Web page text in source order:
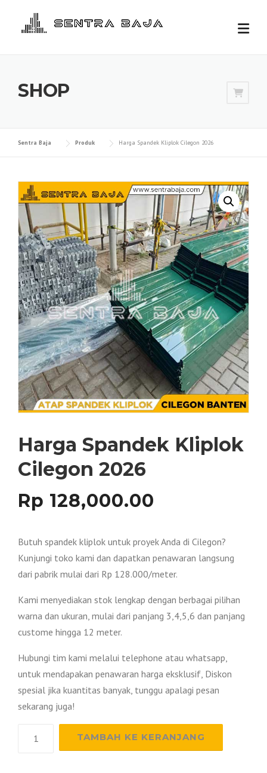
SHOP
Sentra Baja Produk Harga Spandek Kliplok Cilegon 2026
Harga Spandek Kliplok
Cilegon 2026
Rp 128,000.00
Butuh spandek kliplok untuk proyek Anda di Cilegon?
Kunjungi toko kami dan dapatkan penawaran langsung
dari pabrik mulai dari Rp 128.000/meter.
Kami menyediakan stok lengkap dengan berbagai pilihan
warna dan ukuran, mulai dari panjang 3,4,5,6 dan panjang
custome hingga 12 meter.
Hubungi tim kami melalui telephone atau whatsapp,
untuk mendapakan penawaran harga eksklusif, Diskon
spesial jika kuantitas banyak, tunggu apalagi pesan
sekarang juga!
TAMBAH KE KERANJANG